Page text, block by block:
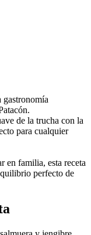
de la trucha con la
para cualquier
en familia, esta receta
perfecto de